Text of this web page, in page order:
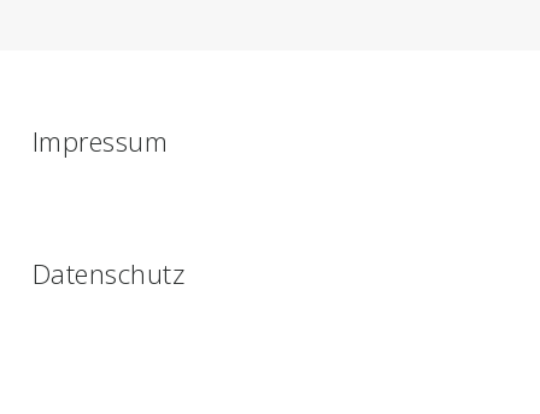
Impressum
Datenschutz